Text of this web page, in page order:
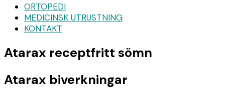
ORTOPEDI
MEDICINSK UTRUSTNING
KONTAKT
Atarax receptfritt sömn
Atarax biverkningar